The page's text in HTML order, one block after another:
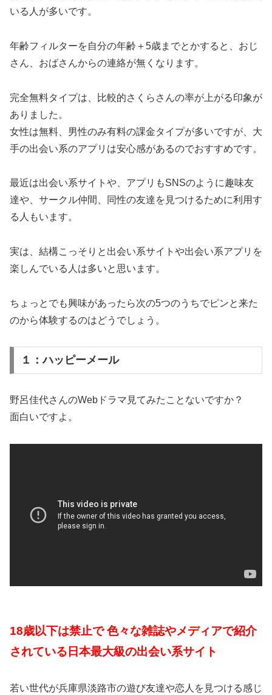
いる人が多いです。
年齢フィルターを自分の年齢＋5歳までとかすると、おじ
さん、おばさんからの連絡が無くなります。
完全無料タイプは、比較的さくらさんの率が上がる印象が
ありました。
女性は無料、男性のみ有料の課金タイプが多いですが、大
手の出会い系のアプリは安心感があるのでおすすめです。
最近は出会い系サイトや、アプリもSNSのように趣味友
達や、サークル仲間、同性の友達を見つけるために利用す
る人もいます。
実は、結構こっそりと出会い系サイトや出会い系アプリを
楽しんでいる人は多いと思います。
ちょっとでも興味があったら次の5つのうちでピンと来た
のから体験するのはどうでしょう。
１：ハッピーメール
野呂佳代さんのWebドラマ見てみたことないですか？
面白いですよ。
18歳以下は禁止で 色々な雑誌やメディアで紹介
されている日本最大級の出会い系サイト
若い世代が兵庫県淡路市の遊び友達や恋人を見つける感じ